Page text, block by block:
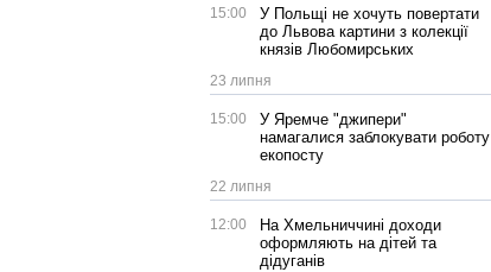
15:00
У Польщі не хочуть повертати
до Львова картини з колекції
князів Любомирських
23 липня
15:00
У Яремче "джипери"
намагалися заблокувати роботу
екопосту
22 липня
12:00
На Хмельниччині доходи
оформляють на дітей та
дідуганів